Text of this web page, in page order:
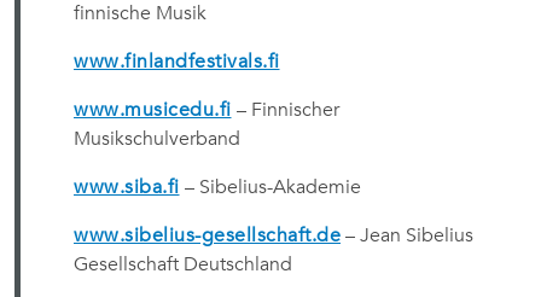
finnische Musik
www.finlandfestivals.fi
www.musicedu.fi – Finnischer
Musikschulverband
www.siba.fi – Sibelius-Akademie
www.sibelius-gesellschaft.de – Jean Sibelius
Gesellschaft Deutschland